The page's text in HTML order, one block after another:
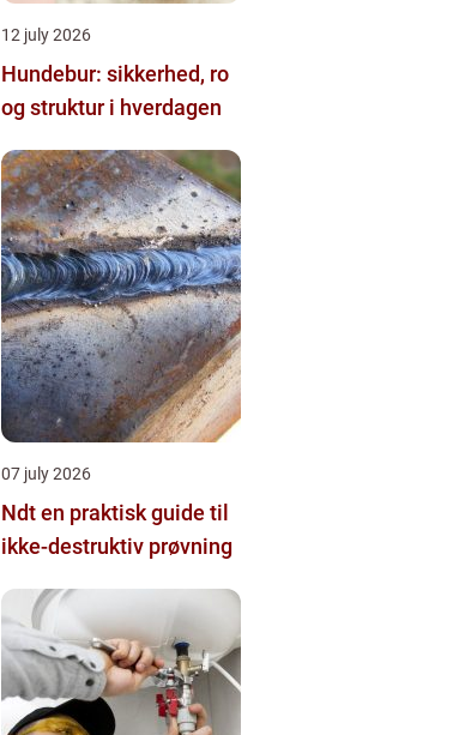
12 july 2026
Hundebur: sikkerhed, ro
og struktur i hverdagen
07 july 2026
Ndt en praktisk guide til
ikke-destruktiv prøvning